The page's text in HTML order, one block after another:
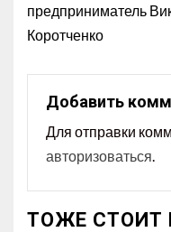
предприниматель
Коротченко
Добавить
Для отправки
авторизоваться
ТОЖЕ СТОИТ